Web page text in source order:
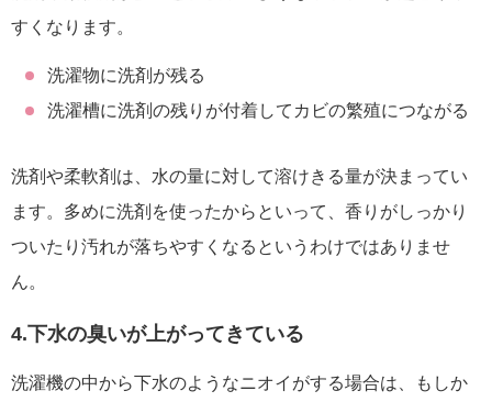
すくなります。
洗濯物に洗剤が残る
洗濯槽に洗剤の残りが付着してカビの繁殖につながる
洗剤や柔軟剤は、水の量に対して溶けきる量が決まってい
ます。多めに洗剤を使ったからといって、香りがしっかり
ついたり汚れが落ちやすくなるというわけではありませ
ん。
4.下水の臭いが上がってきている
洗濯機の中から下水のようなニオイがする場合は、もしか